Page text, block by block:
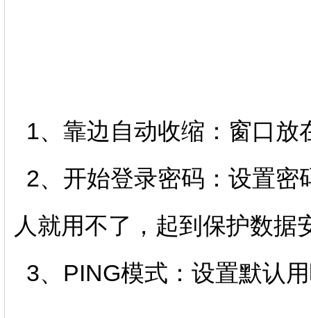
1、靠边自动收缩：窗口放
2、开始登录密码：设置密
人就用不了，起到保护数据
3、PING模式：设置默认